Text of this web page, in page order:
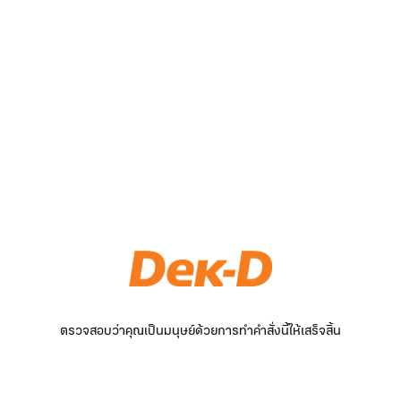
ตรวจสอบว่าคุณเป็นมนุษย์ด้วยการทำคำสั่งนี้ให้เสร็จสิ้น